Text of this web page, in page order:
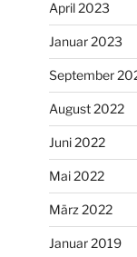
April 2023
Januar 2023
September
August 2022
Juni 2022
Mai 2022
März 2022
Januar 2019